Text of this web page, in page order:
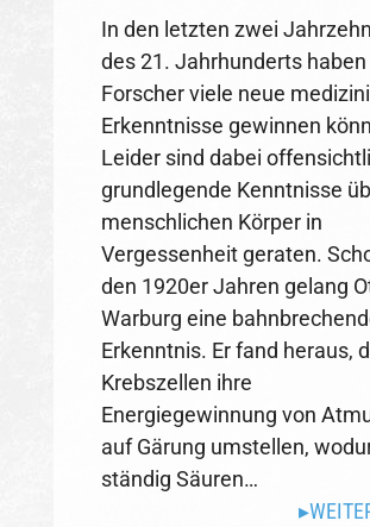
In den letzten zwei
des 21. Jahrhunderts haben
Forscher viele neue
Erkenntnisse gewinnen
Leider sind dabei
grundlegende Kenntnisse
menschlichen Körper in
Vergessenheit geraten.
den 1920er Jahren gelang
Warburg eine
Erkenntnis. Er fand heraus,
Krebszellen ihre
Energiegewinnung von
auf Gärung umstellen,
ständig Säuren…